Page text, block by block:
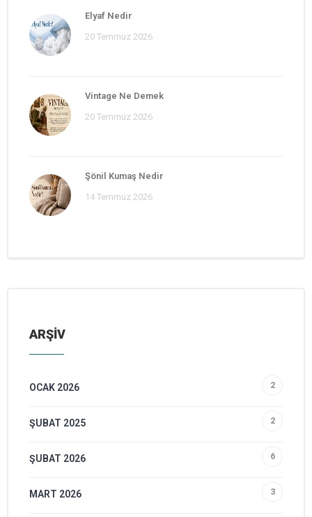
Elyaf Nedir
20 Temmuz 2026
Vintage Ne Demek
20 Temmuz 2026
Şönil Kumaş Nedir
14 Temmuz 2026
ARŞİV
OCAK 2026 2
ŞUBAT 2025 2
ŞUBAT 2026 6
MART 2026 3